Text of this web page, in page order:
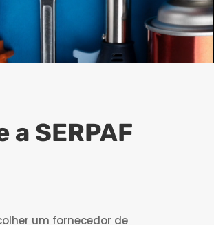
a SERPAF
um fornecedor de